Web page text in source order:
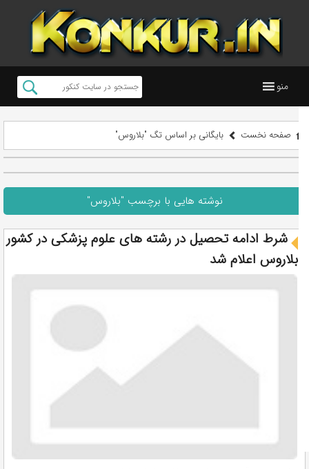
منو
صفحه نخست بایگانی بر اساس تگ "بلاروس"
نوشته هایی با برچسب "بلاروس"
شرط ادامه تحصیل در رشته های علوم پزشکی در کشور
بلاروس اعلام شد